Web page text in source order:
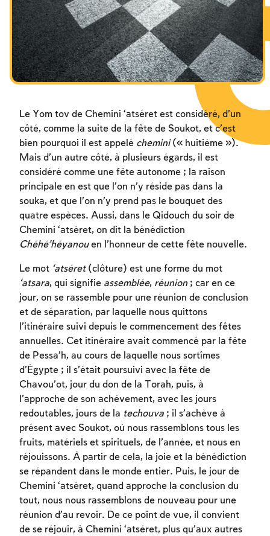
Les jeûnes liés à la destruction du Temple
Hanouca
Pourim
Le Yom tov de Chemini ‘atséret est considéré, d’un
côté, comme la suite de la fête de Soukot, et c’est
bien pourquoi il est appelé chemini(« huitième »).
Mais d’un autre côté, à plusieurs égards, il est
considéré comme une fête autonome ; la raison
principale en est que l’on n’y réside pas dans la
souka, et que l’on n’y prend pas le bouquet des
quatre espèces. Aussi, dans le Qidouch du soir de
Chemini ‘atséret, on dit la bénédiction
Chéhé’héyanouen l’honneur de cette fête nouvelle.
Le mot ‘atséret(clôture) est une forme du mot
‘atsara, qui signifie assemblée, réunion ; car en ce
jour, on se rassemble pour une réunion de conclusion
et de séparation, par laquelle nous quittons
l’itinéraire suivi depuis le commencement des fêtes
annuelles. Cet itinéraire avait commencé par la fête
de Pessa’h, au cours de laquelle nous sortîmes
d’Égypte ; il s’était poursuivi avec la fête de
Chavou’ot, jour du don de la Torah, puis, à
l’approche de son achèvement, avec les jours
redoutables, jours de la techouva ; il s’achève à
présent avec Soukot, où nous rassemblons tous les
fruits, matériels et spirituels, de l’année, et nous en
réjouissons. À partir de cela, la joie et la bénédiction
se répandent dans le monde entier. Puis, le jour de
Chemini ‘atséret, quand approche la conclusion du
tout, nous nous rassemblons de nouveau pour une
réunion d’au revoir. De ce point de vue, il convient
de se réjouir, à Chemini ‘atséret, plus qu’aux autres